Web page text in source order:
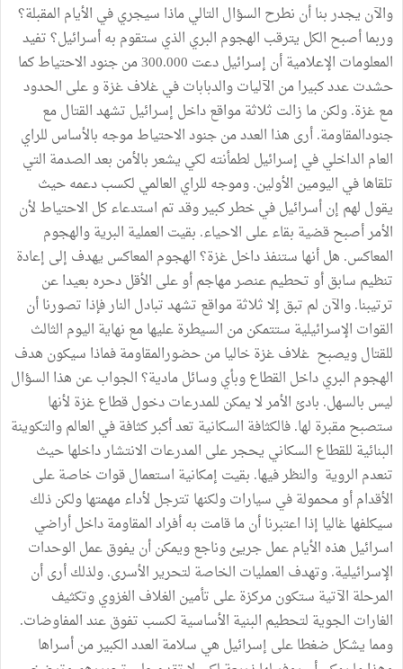
والآن يجدر بنا أن نطرح السؤال التالي ماذا سيجري في الأيام المقبلة؟
وربما أصبح الكل يترقب الهجوم البري الذي ستقوم به أسرائيل؟ تفيد
المعلومات الإعلامية أن إسرائيل دعت 300.000 من جنود الاحتياط كما
حشدت عدد كبيرا من الآليات والدبابات في غلاف غزة و على الحدود
مع غزة. ولكن ما زالت ثلاثة مواقع داخل إسرائيل تشهد القتال مع
جنودالمقاومة. أرى هذا العدد من جنود الاحتياط موجه بالأساس للراي
العام الداخلي في إسرائيل لطمأنته لكي يشعر بالأمن بعد الصدمة التي
تلقاها في اليومين الأولين. وموجه للراي العالمي لكسب دعمه حيث
يقول لهم إن أسرائيل في خطر كبير وقد تم استدعاء كل الاحتياط لأن
الأمر أصبح قضية بقاء على الاحياء. بقيت العملية البرية والهجوم
المعاكس. هل أنها ستنفذ داخل غزة؟ الهجوم المعاكس يهدف إلى إعادة
تنظيم سابق أو تحطيم عنصر مهاجم أو على الأقل دحره بعيدا عن
ترتيبنا. والآن لم تبق إلا ثلاثة مواقع تشهد تبادل النار فإذا تصورنا أن
القوات الإسرائيلية ستتمكن من السيطرة عليها مع نهاية اليوم الثالث
للقتال ويصبح غلاف غزة خاليا من حضورالمقاومة فماذا سيكون هدف
الهجوم البري داخل القطاع وبأي وسائل مادية؟ الجواب عن هذا السؤال
ليس بالسهل. بادئ الأمر لا يمكن للمدرعات دخول قطاع غزة لأنها
ستصبح مقبرة لها. فالكثافة السكانية تعد أكبر كثافة في العالم والتكوينة
البنائية للقطاع السكاني يحجر على المدرعات الانتشار داخلها حيث
تنعدم الروية والنظر فيها. بقيت إمكانية استعمال قوات خاصة على
الأقدام أو محمولة في سيارات ولكنها تترجل لأداء مهمتها ولكن ذلك
سيكلفها غاليا إذا اعتبرنا أن ما قامت به أفراد المقاومة داخل أراضي
اسرائيل هذه الأيام عمل جريئ وناجع ويمكن أن يفوق عمل الوحدات
الإسرائيلية. وتهدف العمليات الخاصة لتحرير الأسرى. ولذلك أرى أن
المرحلة الآتية ستكون مركزة على تأمين الغلاف الغزوي وتكثيف
الغارات الجوية لتحطيم البنية الأساسية لكسب تفوق عند المفاوضات.
ومما يشكل ضغطا على إسرائيل هي سلامة العدد الكبير من أسراها